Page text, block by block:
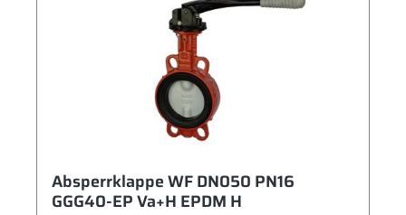
Absperrklappe WF DN050 PN16
GGG40-EP Va+H EPDM H